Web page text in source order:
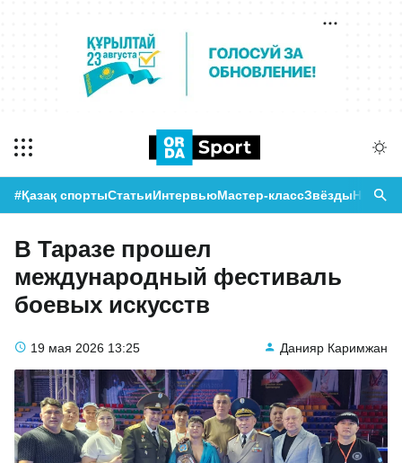
#Қазақ спортыСтатьиИнтервьюМастер-классЗвёзды
В Таразе прошел
международный фестиваль
боевых искусств
19 мая 2026 13:25 Данияр Каримжан